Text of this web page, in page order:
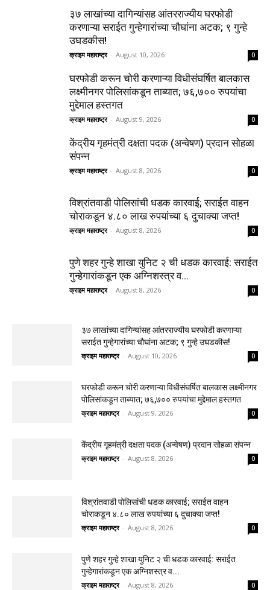
३७ लाखांच्या दागिन्यांसह आंतरराज्यीय घरफोडी
करणाऱ्या सराईत गुन्हेगारांच्या चौघांना अटक; ९ गुन्हे
उघडकीस!
क्राइम महाराष्ट्र - August 10, 2026 0
घरफोडी करून चोरी करणाऱ्या विधीसंघर्षित बालकास
लक्ष्मीनगर पोलिसांकडून ताब्यात; ७६,७०० रुपयांचा
मुद्देमाल हस्तगत
क्राइम महाराष्ट्र - August 9, 2026 0
केंद्रीय गृहमंत्री दक्षता पदक (अन्वेषण) प्रदान सोहळा
संपन्न
क्राइम महाराष्ट्र - August 8, 2026 0
विश्रांतवाडी पोलिसांची धडक कारवाई; सराईत वाहन
चोराकडून ४.८० लाख रुपयांच्या ६ दुचाक्या जप्त!
क्राइम महाराष्ट्र - August 8, 2026 0
पुणे शहर गुन्हे शाखा युनिट २ ची धडक कारवाई: सराईत
गुन्हेगारांकडून एक अग्निशस्त्र व...
क्राइम महाराष्ट्र - August 8, 2026 0
३७ लाखांच्या दागिन्यांसह आंतरराज्यीय घरफोडी करणाऱ्या
सराईत गुन्हेगारांच्या चौघांना अटक; ९ गुन्हे उघडकीस!
क्राइम महाराष्ट्र - August 10, 2026 0
घरफोडी करून चोरी करणाऱ्या विधीसंघर्षित बालकास लक्ष्मीनगर
पोलिसांकडून ताब्यात; ७६,७०० रुपयांचा मुद्देमाल हस्तगत
क्राइम महाराष्ट्र - August 9, 2026 0
केंद्रीय गृहमंत्री दक्षता पदक (अन्वेषण) प्रदान सोहळा संपन्न
क्राइम महाराष्ट्र - August 8, 2026 0
विश्रांतवाडी पोलिसांची धडक कारवाई; सराईत वाहन
चोराकडून ४.८० लाख रुपयांच्या ६ दुचाक्या जप्त!
क्राइम महाराष्ट्र - August 8, 2026 0
पुणे शहर गुन्हे शाखा युनिट २ ची धडक कारवाई: सराईत
गुन्हेगारांकडून एक अग्निशस्त्र व...
क्राइम महाराष्ट्र - August 8, 2026 0